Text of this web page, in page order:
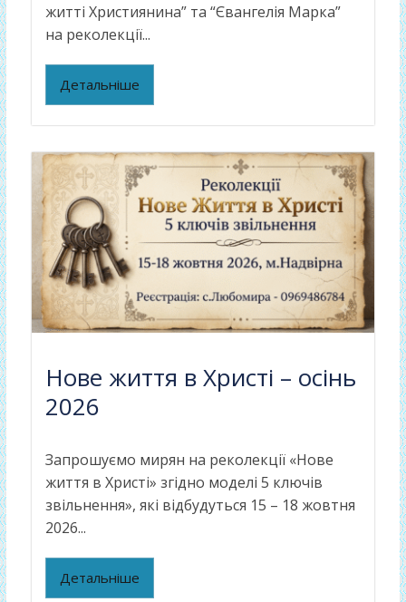
житті Християнина” та “Євангелія Марка”
на реколекції...
Детальніше
Нове життя в Христі – осінь
2026
Запрошуємо мирян на реколекції «Нове
життя в Христі» згідно моделі 5 ключів
звільнення», які відбудуться 15 – 18 жовтня
2026...
Детальніше